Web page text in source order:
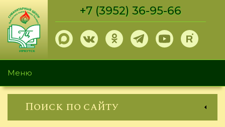
Перейти
основному
содержанию
+7 (3952) 36-95-66
Меню
Поиск по сайту